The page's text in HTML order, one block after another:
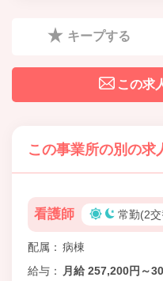
キープする
この求
この事業所の別の求
看護師 常勤(2
配属
病棟
給与
月給 257,200円～